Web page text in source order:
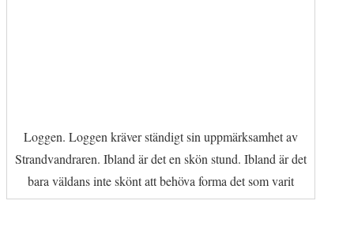
Loggen. Loggen kräver ständigt sin uppmärksamhet av
Strandvandraren. Ibland är det en skön stund. Ibland är det
bara väldans inte skönt att behöva forma det som varit